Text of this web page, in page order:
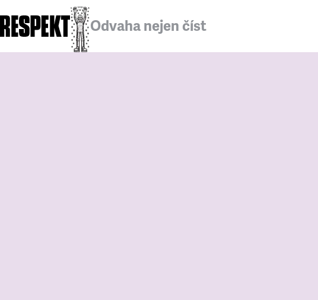
Odvaha nejen číst